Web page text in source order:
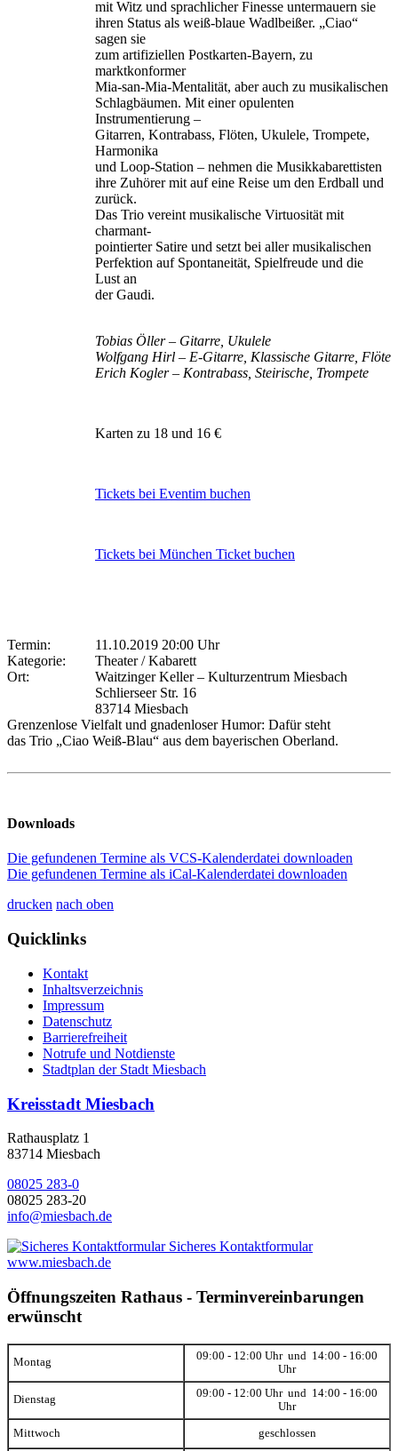
mit Witz und sprachlicher Finesse untermauern sie
ihren Status als weiß-blaue Wadlbeißer. „Ciao“
sagen sie
zum artifiziellen Postkarten-Bayern, zu
marktkonformer
Mia-san-Mia-Mentalität, aber auch zu musikalischen
Schlagbäumen. Mit einer opulenten
Instrumentierung –
Gitarren, Kontrabass, Flöten, Ukulele, Trompete,
Harmonika
und Loop-Station – nehmen die Musikkabarettisten
ihre Zuhörer mit auf eine Reise um den Erdball und
zurück.
Das Trio vereint musikalische Virtuosität mit
charmant-
pointierter Satire und setzt bei aller musikalischen
Perfektion auf Spontaneität, Spielfreude und die
Lust an
der Gaudi.
Tobias Öller – Gitarre, Ukulele
Wolfgang Hirl – E-Gitarre, Klassische Gitarre, Flöte
Erich Kogler – Kontrabass, Steirische, Trompete
Karten zu 18 und 16 €
Tickets bei Eventim buchen
Tickets bei München Ticket buchen
Termin:
11.10.2019 20:00 Uhr
Kategorie:
Theater / Kabarett
Ort:
Waitzinger Keller – Kulturzentrum Miesbach
Schlierseer Str. 16
83714 Miesbach
Grenzenlose Vielfalt und gnadenloser Humor: Dafür steht
das Trio „Ciao Weiß-Blau“ aus dem bayerischen Oberland.
Downloads
Die gefundenen Termine als VCS-Kalenderdatei downloaden
Die gefundenen Termine als iCal-Kalenderdatei downloaden
drucken nach oben
Quicklinks
Kontakt
Inhaltsverzeichnis
Impressum
Datenschutz
Barrierefreiheit
Notrufe und Notdienste
Stadtplan der Stadt Miesbach
Kreisstadt Miesbach
Rathausplatz 1
83714 Miesbach
08025 283-0
08025 283-20
info@miesbach.de
Sicheres Kontaktformular
www.miesbach.de
Öffnungszeiten Rathaus - Terminvereinbarungen
erwünscht
Montag
09:00 - 12:00 Uhr und 14:00 - 16:00
Uhr
Dienstag
09:00 - 12:00 Uhr und 14:00 - 16:00
Uhr
Mittwoch geschlossen